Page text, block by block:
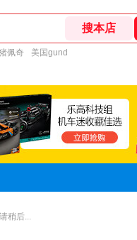
佩奇 美国gund
稍后...